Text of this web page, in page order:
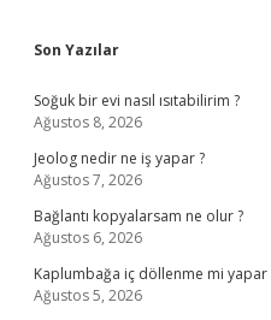
Sidebar
Son Yazılar
Soğuk bir evi nasıl ısıtabilirim ?
Ağustos 8, 2026
Jeolog nedir ne iş yapar ?
Ağustos 7, 2026
Bağlantı kopyalarsam ne olur ?
Ağustos 6, 2026
Kaplumbağa iç döllenme mi yapar
Ağustos 5, 2026